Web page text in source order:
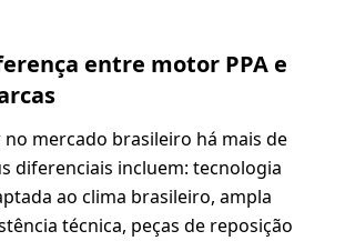
entre motor PPA e
no mercado brasileiro há mais de
diferenciais incluem: tecnologia
ao clima brasileiro, ampla
técnica, peças de reposição